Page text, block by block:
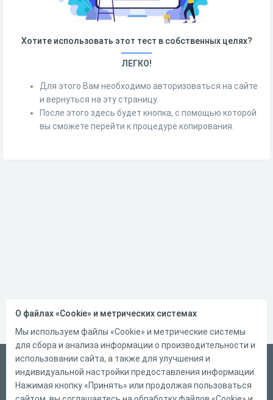
Хотите использовать этот тест в собственных целях?
ЛЕГКО!
Для этого Вам необходимо авторизоваться на сайте
и вернуться на эту страницу.
После этого здесь будет кнопка, с помощью которой
вы сможете перейти к процедуре копирования.
Русский
Справка
О файлах «Cookie» и метрических системах
Мы используем файлы «Cookie» и метрические системы
для сбора и анализа информации о производительности и
использовании сайта, а также для улучшения и
индивидуальной настройки предоставления информации.
Нажимая кнопку «Принять» или продолжая пользоваться